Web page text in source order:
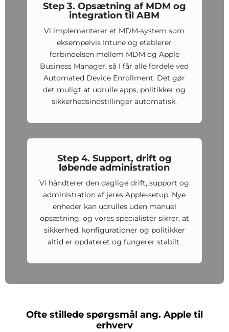
Step 3. Opsætning af MDM og
integration til ABM
Vi implementerer et MDM-system som
eksempelvis Intune og etablerer
forbindelsen mellem MDM og Apple
Business Manager, så I får alle fordele ved
Automated Device Enrollment. Det gør
det muligt at udrulle apps, politikker og
sikkerhedsindstillinger automatisk.
Step 4. Support, drift og
løbende administration
Vi håndterer den daglige drift, support og
administration af jeres Apple-setup. Nye
enheder kan udrulles uden manuel
opsætning, og vores specialister sikrer, at
sikkerhed, konfigurationer og politikker
altid er opdateret og fungerer stabilt.
Ofte stillede spørgsmål ang. Apple til
erhverv